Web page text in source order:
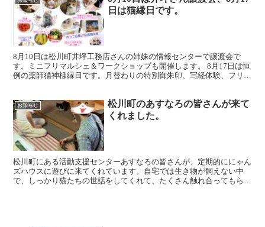
日は猫縁日です。
8月10日は松川町井坪工務店さんの姉妹の情報センターで譲渡会で
す。ミニフリマルシェ＆ワークショップも開催します。 8月17日は恒
例の薬師猫神様縁日です。月替わりの特別御朱印、写経体験、フリマ
お知らせ
松川町のあすなろの皆さんが来て
くれました。
松川町にある活動支援センターあすなろの皆さんが、定期的ににゃん
ズハウスに遊びに来てくれています。自宅では生き物が飼えない中
で、しっかり猫たちの世話をしてくれて、たくさん触れ合ってもらえ